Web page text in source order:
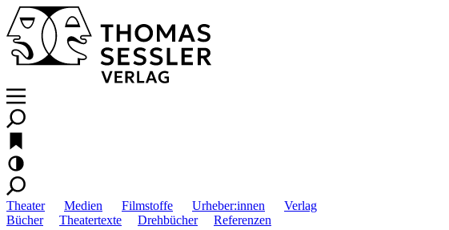
Theater Medien Filmstoffe Urheber:innen
Verlag
Bücher
Theatertexte Drehbücher Referenzen